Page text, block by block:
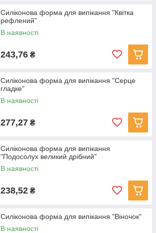
Силіконова форма для випікання "Квітка
рефлений"
В наявності
243,76 ₴
Силіконова форма для випікання "Серце
гладке"
В наявності
277,27 ₴
Силіконова форма для випікання
"Подосолух великий дрібний"
В наявності
238,52 ₴
Силіконова форма для випікання "Віночок"
В наявності